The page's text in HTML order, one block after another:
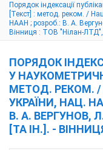
Порядок індексації
[Текст] : метод. реком. /
НААН ; розроб.: В. А.
Вінниця : ТОВ "Нілан-
ПОРЯДОК
У
МЕТОД. РЕКОМ. /
УКРАЇНИ, НАЦ.
В. А. ВЕРГУНОВ,
[ТА ІН.]. -